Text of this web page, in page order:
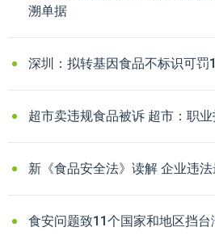
溯单据
深圳：拟转基因食品不标识可罚
超市卖违规食品被诉 超市：职
新《食品安全法》读解 企业违
食安问题致11个国家和地区挡台